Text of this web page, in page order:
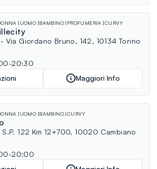
UOMO BAMBINO PROFUMERIA CURVY
Via Giordano Bruno, 142, 10134 Torino
20:30
Maggiori Info
UOMO BAMBINO CURVY
S.P. 122 Km 12+700, 10020 Cambiano
20:00